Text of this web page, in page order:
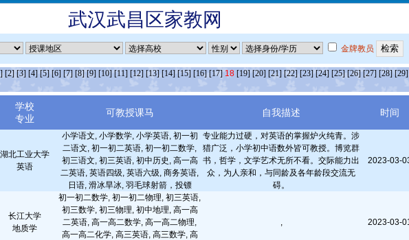
武汉武昌区家教网
金牌教员
[2] [3] [4] [5] [6] [7] [8] [9] [10] [11] [12] [13] [14] [15] [16] [17] 18 [19] [20] [21] [22] [23] [24] [25] [26] [27] [28] [29]
学校
专业
可教授课马 自我描述 时间
湖北工业大学
英语
小学语文, 小学数学, 小学英语, 初一初
二语文, 初一初二英语, 初一初二数学,
初三语文, 初三英语, 初中历史, 高一高
二英语, 英语四级, 英语六级, 商务英语,
日语, 滑冰旱冰, 羽毛球射箭，投镖
专业能力过硬，对英语的掌握炉火纯青。涉
猎广泛，小学初中语数外皆可教授。博览群
书，哲学，文学艺术无所不看。交际能力出
众，为人亲和，与同龄及各年龄段交流无
碍。
2023-03-
长江大学
地质学
初一初二数学, 初一初二物理, 初三英语,
初三数学, 初三物理, 初中地理, 高一高
二英语, 高一高二数学, 高一高二物理,
高一高二化学, 高三英语, 高三数学, 高
, 2023-03-